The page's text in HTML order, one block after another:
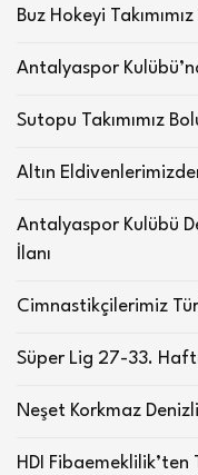
Buz Hokeyi
Antalyaspor
Sutopu Takımımız
Altın
Antalyaspor Kulübü
İlanı
Cimnastikçilerimiz
Süper Lig 27-33.
Neşet Korkmaz
HDI Fibaemeklilik’ten